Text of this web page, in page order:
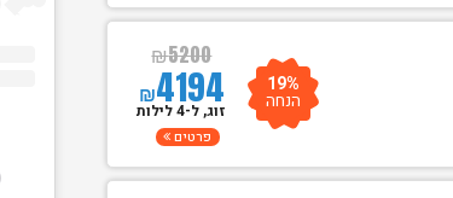
₪5200
₪4194 19%
הנחה זוג, ל-4 לילות
פרטים